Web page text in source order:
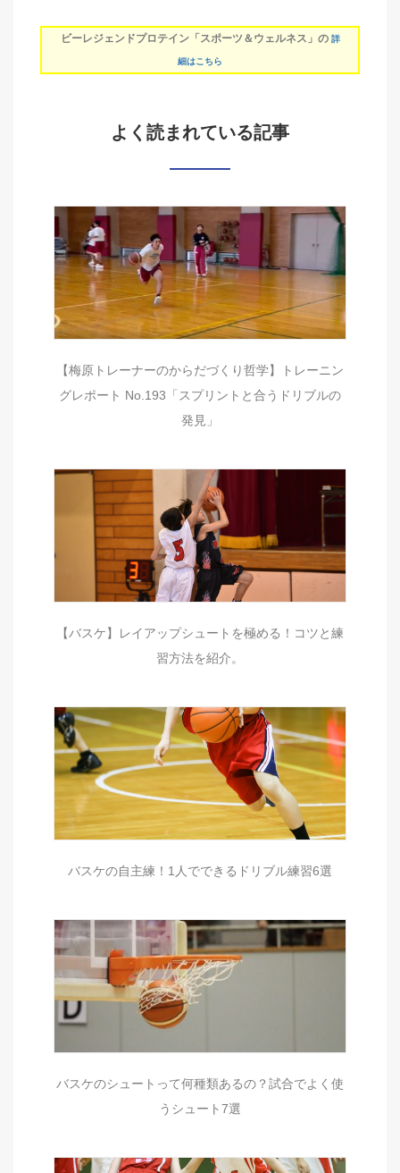
ビーレジェンドプロテイン「スポーツ＆ウェルネス」の 詳
細はこちら
よく読まれている記事
【梅原トレーナーのからだづくり哲学】トレーニン
グレポート No.193「スプリントと合うドリブルの
発見」
【バスケ】レイアップシュートを極める！コツと練
習方法を紹介。
バスケの自主練！1人でできるドリブル練習6選
バスケのシュートって何種類あるの？試合でよく使
うシュート7選